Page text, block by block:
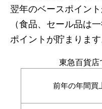
翌年のベースポイン
（食品、セール品は
ポイントが貯まります
東急百貨店
前年の年間買